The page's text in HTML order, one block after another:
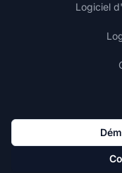
Logiciel